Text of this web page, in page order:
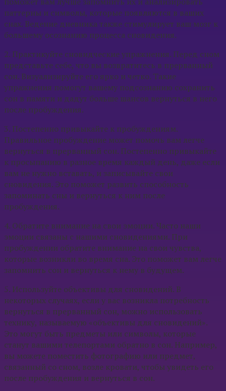
паттерны и символы, которые появляются в ваших
снах. Ведение дневника также стимулирует ваш мозг к
большему осознанию процесса сновидения.
2. Практикуйте сновидческие упражнения. Перед сном
представьте себе, что вы возвратитесь в прерванный
сон. Визуализируйте его ярко и четко. Такие
упражнения помогут вашему подсознанию сохранить
сон в памяти и дадут больше шансов вернуться в него
после пробуждения.
3. Постепенно привыкайте к пробуждениям.
Правильное пробуждение может помочь вам легче
вернуться в прерванный сон. Постепенно привыкайте
к просыпанию в разное время каждый день, даже если
вам не нужно вставать, и записывайте свои
сновидения. Это поможет развить способность
запоминать сны и вернуться к ним после
пробуждения.
4. Обратите внимание на свои эмоции. Часто наши
эмоции связаны с нашими сновидениями. При
пробуждении обратите внимание на свои чувства,
которые возникли во время сна. Это поможет вам легче
запомнить сон и вернуться к нему в будущем.
5. Используйте объективы для сновидений. В
некоторых случаях, если у вас возникла потребность
вернуться в прерванный сон, можно использовать
технику, называемую «объективы для сновидений».
Это могут быть предметы или символы, которые
станут вашими телепортами обратно в сон. Например,
вы можете поместить фотографию или предмет,
связанный со сном, возле кровати, чтобы увидеть его
после пробуждения и вернуться в сон.